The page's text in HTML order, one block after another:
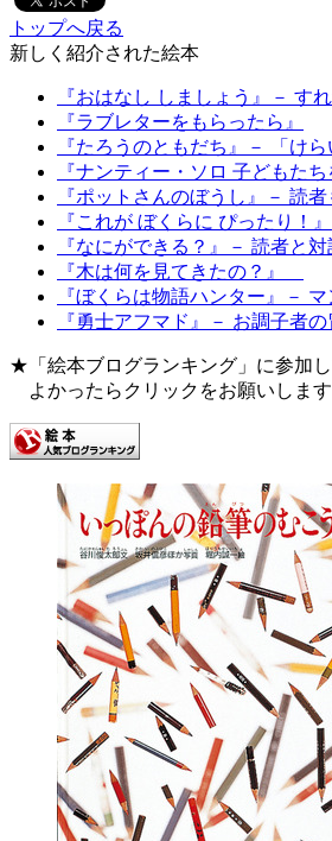
トップへ戻る
新しく紹介された絵本
『おはなし しましょう』－ す
『ラブレターをもらったら』
『たろうのともだち』－ 「け
『ナンティー・ソロ 子どもた
『ポットさんのぼうし』－ 読
『これが ぼくらに ぴったり！』
『なにができる？』－ 読者と
『木は何を見てきたの？』
『ぼくらは物語ハンター』－
『勇士アフマド』－ お調子者
★「絵本ブログランキング」に参加し
よかったらクリックをお願いします